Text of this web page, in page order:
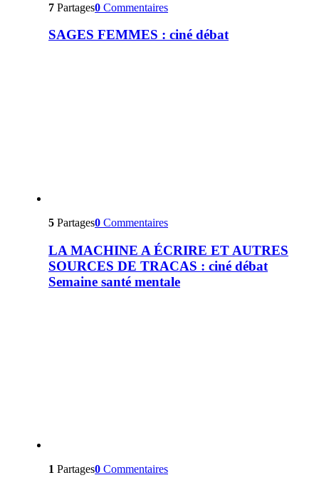
7 Partages0 Commentaires
SAGES FEMMES : ciné débat
5 Partages0 Commentaires
LA MACHINE A ÉCRIRE ET AUTRES
SOURCES DE TRACAS : ciné débat
Semaine santé mentale
1 Partages0 Commentaires